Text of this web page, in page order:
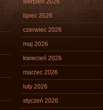
sierpień 2026
lipiec 2026
czerwiec 2026
maj 2026
kwiecień 2026
marzec 2026
luty 2026
styczeń 2026